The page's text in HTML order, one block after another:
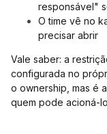
responsável"
O time vê no
precisar abrir
Vale saber: a
configurada no
o ownership, mas é
quem pode acioná-